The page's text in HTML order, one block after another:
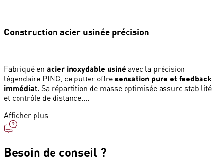
Construction acier usinée précision
Fabriqué en acier inoxydable usiné avec la précision
légendaire PING, ce putter offre sensation pure et feedback
immédiat. Sa répartition de masse optimisée assure stabilité
et contrôle de distance....
Afficher plus
Besoin de conseil ?